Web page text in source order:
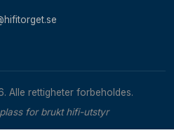
Alle rettigheter forbeholdes.
for brukt hifi-utstyr